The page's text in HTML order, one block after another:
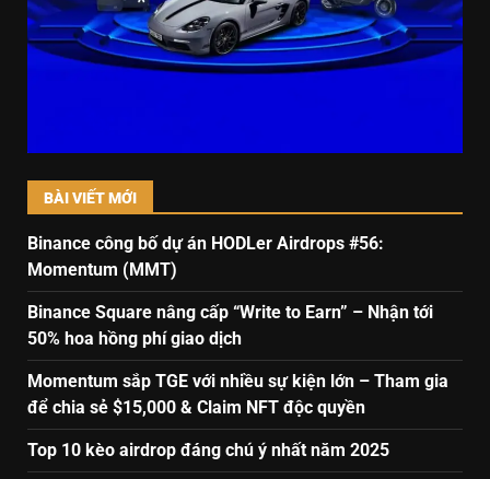
BÀI VIẾT MỚI
Binance công bố dự án HODLer Airdrops #56:
Momentum (MMT)
Binance Square nâng cấp “Write to Earn” – Nhận tới
50% hoa hồng phí giao dịch
Momentum sắp TGE với nhiều sự kiện lớn – Tham gia
để chia sẻ $15,000 & Claim NFT độc quyền
Top 10 kèo airdrop đáng chú ý nhất năm 2025